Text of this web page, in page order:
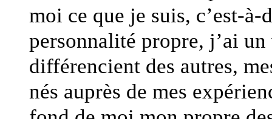
moi ce que je suis, c’est-
personnalité propre, j’ai
différencient des autres,
nés auprès de mes